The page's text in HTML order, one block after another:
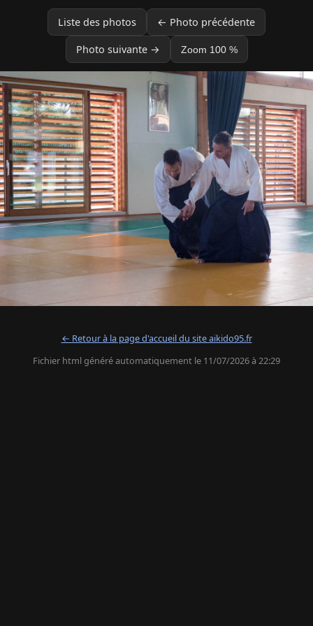
Liste des photos ← Photo précédente
Photo suivante → Zoom 100 %
← Retour à la page d'accueil du site aikido95.fr
Fichier html généré automatiquement le 11/07/2026 à 22:29